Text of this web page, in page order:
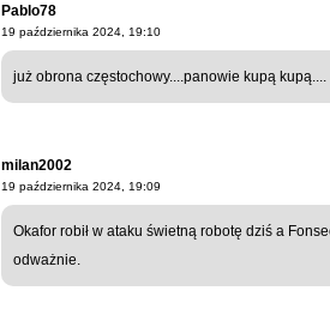
Pablo78
19 października 2024, 19:10
już obrona częstochowy....panowie kupą kupą....
milan2002
19 października 2024, 19:09
Okafor robił w ataku świetną robotę dziś a
odważnie.